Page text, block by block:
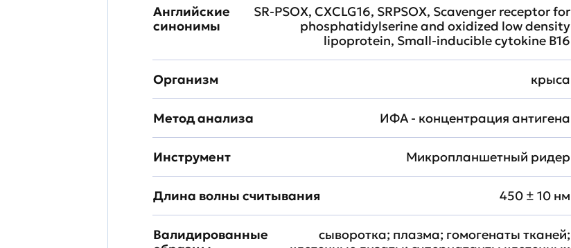
Английские
синонимы
SR-PSOX, CXCLG16, SRPSOX, Scavenger receptor for
phosphatidylserine and oxidized low density
lipoprotein, Small-inducible cytokine B16
Организм крыса
Метод анализа ИФА - концентрация антигена
Инструмент Микропланшетный ридер
Длина волны считывания 450 ± 10 нм
Валидированные
сыворотка; плазма; гомогенаты тканей;